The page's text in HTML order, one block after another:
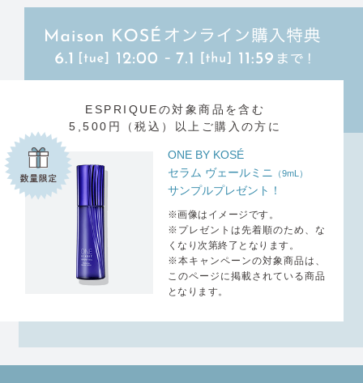
ESPRIQUEの対象商品を含む
5,500円（税込）以上ご購入の方に
ONE BY KOSÉ
セラム ヴェールミニ （9mL）
サンプルプレゼント！
※画像はイメージです。
※プレゼントは先着順のため、な
くなり次第終了となります。
※本キャンペーンの対象商品は、
このページに掲載されている商品
となります。